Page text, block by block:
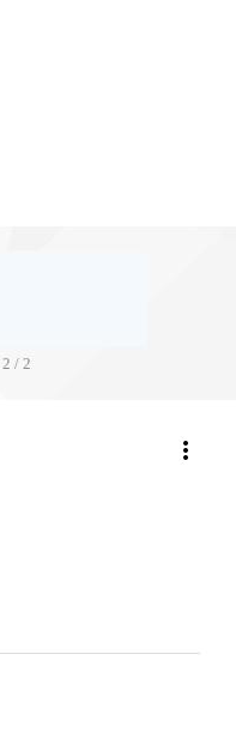
2 / 2
more_vert